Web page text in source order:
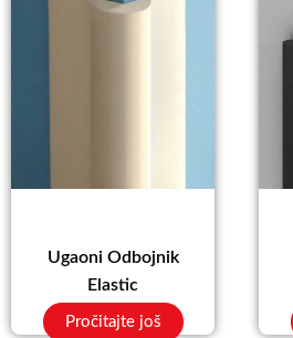
Ugaoni Odbojnik
Elastic
Pročitajte još